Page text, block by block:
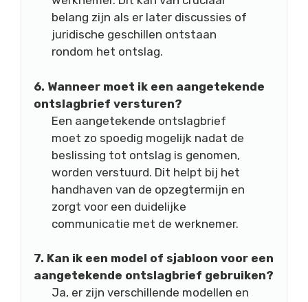
belang zijn als er later discussies of
juridische geschillen ontstaan
rondom het ontslag.
6. Wanneer moet ik een aangetekende
ontslagbrief versturen?
Een aangetekende ontslagbrief
moet zo spoedig mogelijk nadat de
beslissing tot ontslag is genomen,
worden verstuurd. Dit helpt bij het
handhaven van de opzegtermijn en
zorgt voor een duidelijke
communicatie met de werknemer.
7. Kan ik een model of sjabloon voor een
aangetekende ontslagbrief gebruiken?
Ja, er zijn verschillende modellen en